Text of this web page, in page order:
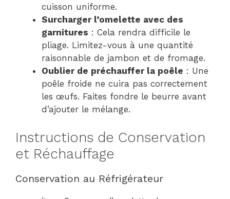
cuisson uniforme.
Surcharger l’omelette avec des
garnitures : Cela rendra difficile le
pliage. Limitez-vous à une quantité
raisonnable de jambon et de fromage.
Oublier de préchauffer la poêle : Une
poêle froide ne cuira pas correctement
les œufs. Faites fondre le beurre avant
d’ajouter le mélange.
Instructions de Conservation
et Réchauffage
Conservation au Réfrigérateur